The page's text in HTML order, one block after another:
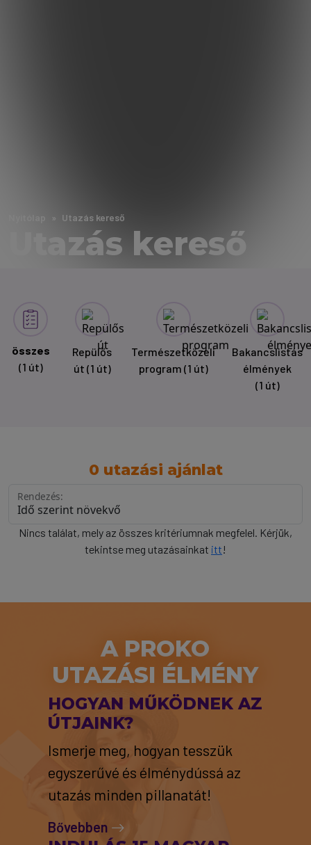
Utazás kereső
Utazás kereső
összes
(1 út)
Repülős
út (1 út)
Természetközeli
program (1 út)
Bakancslistás
élmények
(1 út)
0 utazási ajánlat
Rendezés:
Nincs találat, mely az összes kritériumnak megfelel. Kérjük,
tekintse meg utazásainkat itt!
A PROKO
UTAZÁSI ÉLMÉNY
HOGYAN MŰKÖDNEK AZ
ÚTJAINK?
Ismerje meg, hogyan tesszük
egyszerűvé és élménydússá az
utazás minden pillanatát!
Bővebben